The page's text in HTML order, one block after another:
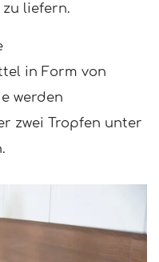
liefern.
in Form von
werden
zwei Tropfen unter